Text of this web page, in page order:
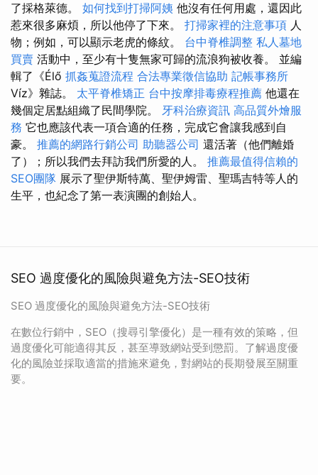
了採格萊德。 如何找到打掃阿姨 他沒有任何用處，還因此
惹來很多麻煩，所以他停了下來。 打掃家裡的注意事項 人
物；例如，可以顯示老虎的條紋。 台中脊椎調整 私人墓地
買賣 活動中，至少有十隻無家可歸的流浪狗被收養。 並編
輯了《Élő 抓姦蒐證流程 合法專業徵信協助 記帳事務所
Víz》雜誌。 太平脊椎矯正 台中按摩排毒療程推薦 他還在
幾個定居點組織了民間學院。 牙科治療資訊 高品質外燴服
務 它也應該代表一項合適的任務，完成它會讓我感到自
豪。 推薦的網路行銷公司 助聽器公司 還活著（他們離婚
了）；所以我們去拜訪我們所愛的人。 推薦最值得信賴的
SEO團隊 展示了聖伊斯特萬、聖伊姆雷、聖瑪吉特等人的
生平，也紀念了第一表演團的創始人。
SEO 過度優化的風險與避免方法-SEO技術
SEO 過度優化的風險與避免方法-SEO技術
在數位行銷中，SEO（搜尋引擎優化）是一種有效的策略，但
過度優化可能適得其反，甚至導致網站受到懲罰。了解過度優
化的風險並採取適當的措施來避免，對網站的長期發展至關重
要。